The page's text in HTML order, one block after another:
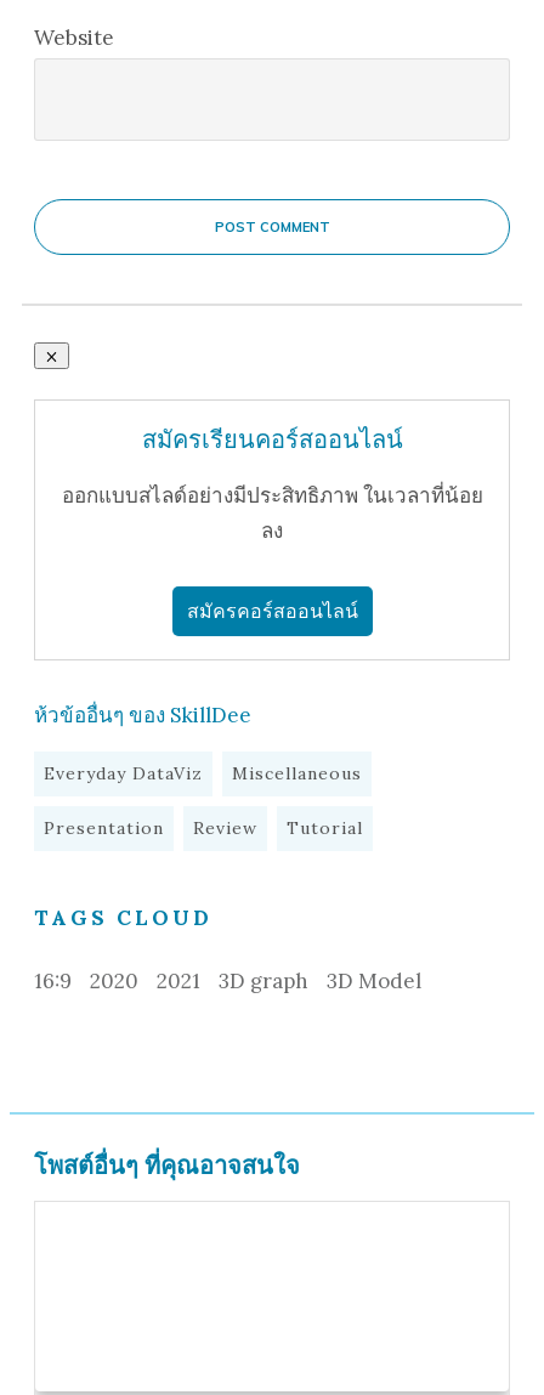
Website
POST COMMENT
สมัครเรียนคอร์สออนไลน์
ออกแบบสไลด์อย่างมีประสิทธิภาพ ในเวลาที่น้อย
ลง
สมัครคอร์สออนไลน์
ห้วข้ออื่นๆ ของ SkillDee
Everyday DataViz Miscellaneous
Presentation Review Tutorial
TAGS CLOUD
16:9 2020 2021 3D graph 3D Model
โพสต์อื่นๆ ที่คุณอาจสนใจ